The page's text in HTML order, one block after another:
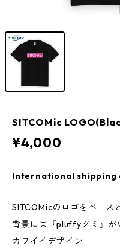
SITCOMic
¥4,000
International shipping
SITCOMicのロゴをベース
背景には『pluffyグミ』が
カワイイデザイン